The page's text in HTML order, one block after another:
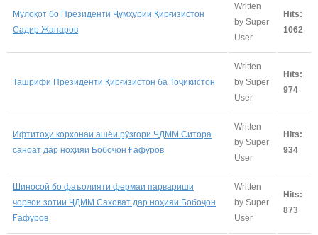
Мулоқот бо Президенти Ҷумҳурии Қирғизистон
Садир Жапаров
Written
by Super
User
Hits:
1062
Ташрифи Президенти Қирғизистон ба Тоҷикистон
Written
by Super
User
Hits:
974
Ифтитоҳи корхонаи ашёи рӯзгори ҶДММ Ситора
саноат дар ноҳияи Бобоҷон Ғафуров
Written
by Super
User
Hits:
934
Шиносоӣ бо фаъолияти фермаи парвариши
чорвои зотии ҶДММ Саховат дар ноҳияи Бобоҷон
Ғафуров
Written
by Super
User
Hits:
873